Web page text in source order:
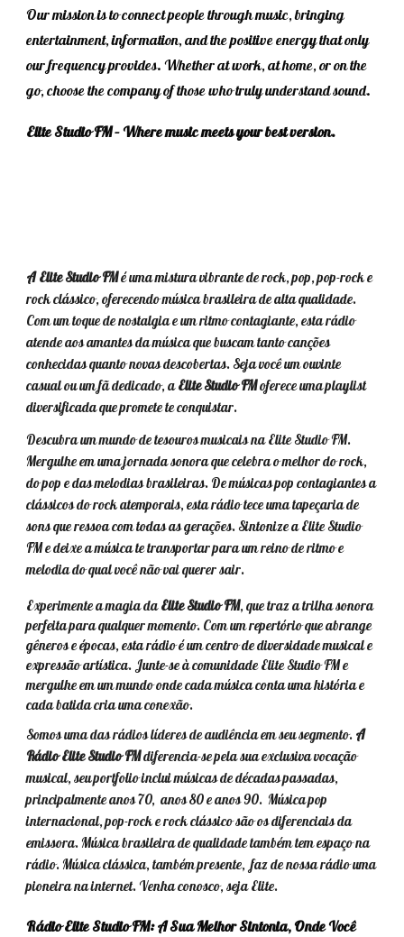
Our mission is to connect people through music, bringing
entertainment, information, and the positive energy that only
our frequency provides. Whether at work, at home, or on the
go, choose the company of those who truly understand sound.
Elite Studio FM – Where music meets your best version.
A Elite Studio FMé uma mistura vibrante de rock, pop, pop-rock e
rock clássico, oferecendo música brasileira de alta qualidade.
Com um toque de nostalgia e um ritmo contagiante, esta rádio
atende aos amantes da música que buscam tanto canções
conhecidas quanto novas descobertas. Seja você um ouvinte
casual ou um fã dedicado, aElite Studio FMoferece uma playlist
diversificada que promete te conquistar.
Descubra um mundo de tesouros musicais na Elite Studio FM.
Mergulhe em uma jornada sonora que celebra o melhor do rock,
do pop e das melodias brasileiras. De músicas pop contagiantes a
clássicos do rock atemporais, esta rádio tece uma tapeçaria de
sons que ressoa com todas as gerações. Sintonize a Elite Studio
FM e deixe a música te transportar para um reino de ritmo e
melodia do qual você não vai querer sair.
Experimente a magia daElite Studio FM, que traz a trilha sonora
perfeita para qualquer momento. Com um repertório que abrange
gêneros e épocas, esta rádio é um centro de diversidade musical e
expressão artística. Junte-se à comunidade Elite Studio FM e
mergulhe em um mundo onde cada música conta uma história e
cada batida cria uma conexão.
Somos uma das rádios líderes de audiência em seu segmento. A
Rádio Elite Studio FMdiferencia-se pela sua exclusiva vocação
musical, seu portfolio inclui músicas de décadas passadas,
principalmente anos 70, anos 80 e anos 90. Música pop
internacional, pop-rock e rock clássico são os diferenciais da
emissora. Música brasileira de qualidade também tem espaço na
rádio. Música clássica, também presente, faz de nossa rádio uma
pioneira na internet. Venha conosco, seja Elite.
Rádio Elite Studio FM: A Sua Melhor Sintonia, Onde Você